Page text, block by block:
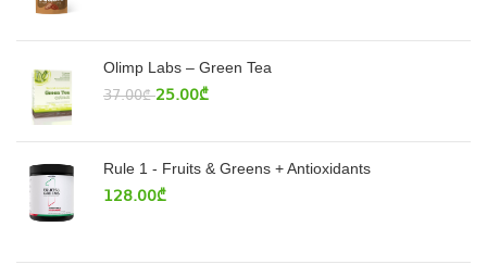
Olimp Labs – Green Tea
37.00₾ 25.00₾
Rule 1 - Fruits & Greens + Antioxidants
128.00₾